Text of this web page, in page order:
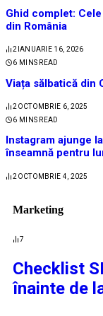
Ghid complet:
din România
2 IANUARIE 16, 2026
6 MINS READ
Viața sălbatică din
2 OCTOMBRIE 6, 2025
6 MINS READ
Instagram ajunge
înseamnă pentru
2 OCTOMBRIE 4, 2025
Marketing
7
Checklist
înainte de